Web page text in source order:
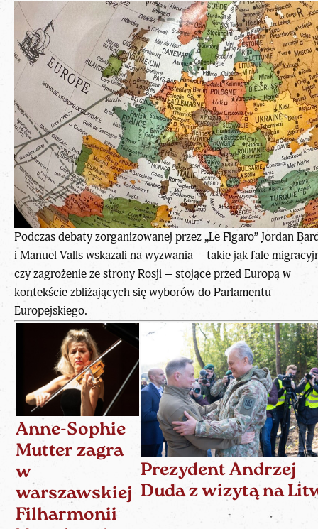
Podczas debaty zorganizowanej przez „Le Figaro” Jordan
i Manuel Valls wskazali na wyzwania – takie jak fale
czy zagrożenie ze strony Rosji – stojące przed Europą w
kontekście zbliżających się wyborów do Parlamentu
Europejskiego.
Anne-Sophie
Mutter zagra
w
warszawskiej
Filharmonii
Prezydent Andrzej
Duda z wizytą na